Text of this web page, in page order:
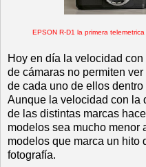
EPSON R-D1 la primera
Hoy en día la velocidad
de cámaras no permiten
de cada uno de ellos
Aunque la velocidad con la
de las distintas marcas
modelos sea mucho menor
modelos que marca un hito
fotografía.